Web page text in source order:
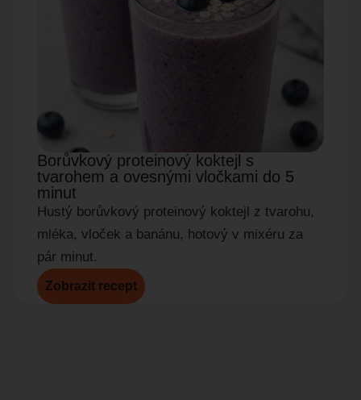
Borůvkový proteinový koktejl s
tvarohem a ovesnými vločkami do 5
minut
Hustý borůvkový proteinový koktejl z tvarohu,
mléka, vloček a banánu, hotový v mixéru za
pár minut.
Zobrazit recept